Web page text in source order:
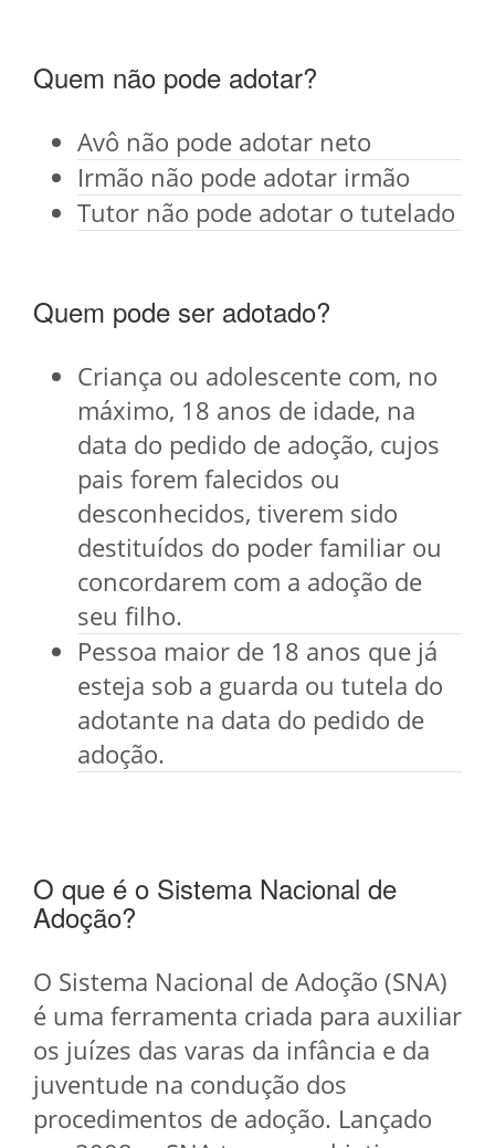
Quem não pode adotar?
Avô não pode adotar neto
Irmão não pode adotar irmão
Tutor não pode adotar o tutelado
Quem pode ser adotado?
Criança ou adolescente com, no
máximo, 18 anos de idade, na
data do pedido de adoção, cujos
pais forem falecidos ou
desconhecidos, tiverem sido
destituídos do poder familiar ou
concordarem com a adoção de
seu filho.
Pessoa maior de 18 anos que já
esteja sob a guarda ou tutela do
adotante na data do pedido de
adoção.
O que é o Sistema Nacional de
Adoção?
O Sistema Nacional de Adoção (SNA)
é uma ferramenta criada para auxiliar
os juízes das varas da infância e da
juventude na condução dos
procedimentos de adoção. Lançado